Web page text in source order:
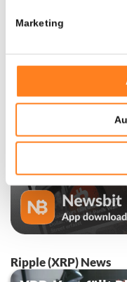
Marketing
Ripple (XRP) News